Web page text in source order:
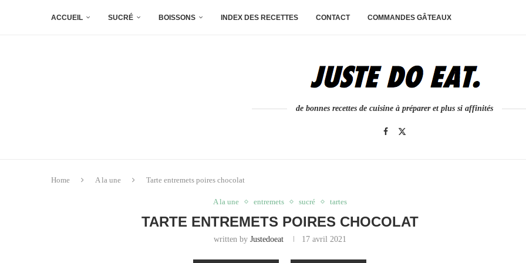
ACCUEIL SUCRÉ BOISSONS INDEX DES RECETTES CONTACT COMMANDES GÂTEAUX
de bonnes recettes de cuisine à préparer et plus si affinités
Home A la une Tarte entremets poires chocolat
A la une entremets sucré tartes
TARTE ENTREMETS POIRES CHOCOLAT
written by Justedoeat 17 avril 2021